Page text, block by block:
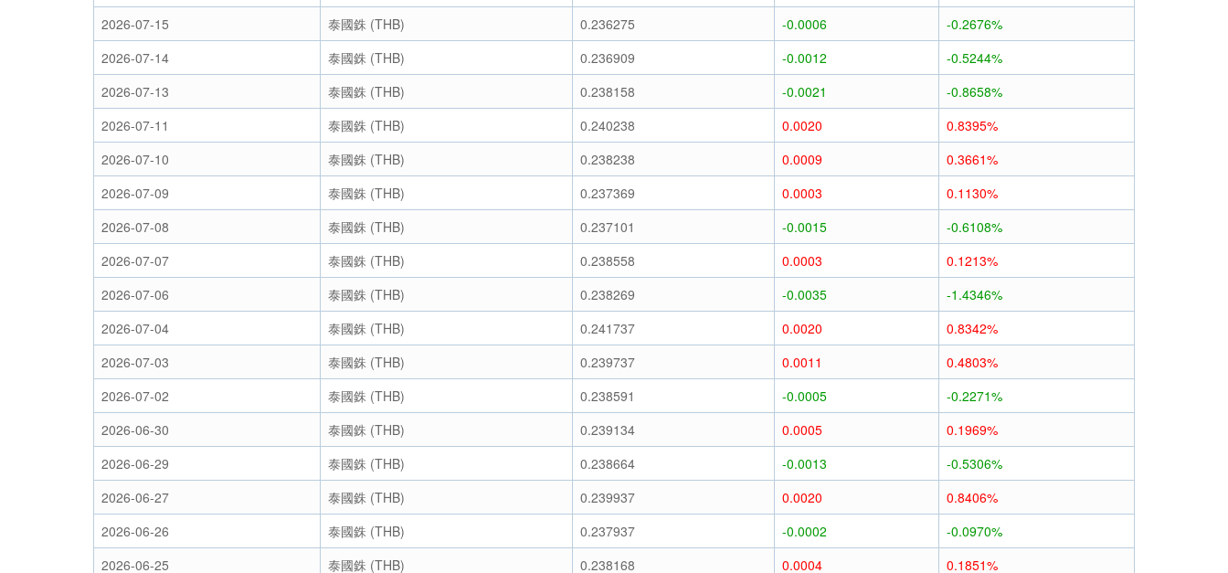
2026-07-15
泰國銖 (THB) 0.236275 -0.0006
-0.2676%
2026-07-14
泰國銖 (THB) 0.236909 -0.0012
-0.5244%
2026-07-13
泰國銖 (THB) 0.238158 -0.0021
-0.8658%
2026-07-11
泰國銖 (THB) 0.240238 0.0020
0.8395%
2026-07-10
泰國銖 (THB) 0.238238 0.0009
0.3661%
2026-07-09
泰國銖 (THB) 0.237369 0.0003
0.1130%
2026-07-08
泰國銖 (THB) 0.237101 -0.0015
-0.6108%
2026-07-07
泰國銖 (THB) 0.238558 0.0003
0.1213%
2026-07-06
泰國銖 (THB) 0.238269 -0.0035
-1.4346%
2026-07-04
泰國銖 (THB) 0.241737 0.0020
0.8342%
2026-07-03
泰國銖 (THB) 0.239737 0.0011
0.4803%
2026-07-02
泰國銖 (THB) 0.238591 -0.0005
-0.2271%
2026-06-30
泰國銖 (THB) 0.239134 0.0005
0.1969%
2026-06-29
泰國銖 (THB) 0.238664 -0.0013
-0.5306%
2026-06-27
泰國銖 (THB) 0.239937 0.0020
0.8406%
2026-06-26
泰國銖 (THB) 0.237937 -0.0002
-0.0970%
2026-06-25
泰國銖 (THB) 0.238168 0.0004
0.1851%